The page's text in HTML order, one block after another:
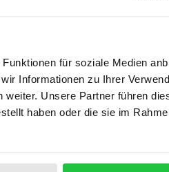
für soziale Medien
Informationen zu Ihrer
Unsere Partner führen
haben oder die sie im